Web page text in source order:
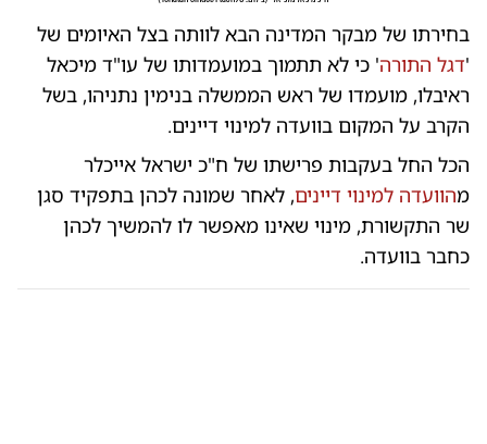
בחירתו של מבקר המדינה הבא לוותה בצל האיומים של
'דגל התורה' כי לא תתמוך במועמדותו של עו"ד מיכאל
ראיבלו, מועמדו של ראש הממשלה בנימין נתניהו, בשל
הקרב על המקום בוועדה למינוי דיינים.
הכל החל בעקבות פרישתו של ח"כ ישראל אייכלר
מהוועדה למינוי דיינים, לאחר שמונה לכהן בתפקיד סגן
שר התקשורת, מינוי שאינו מאפשר לו להמשיך לכהן
כחבר בוועדה.